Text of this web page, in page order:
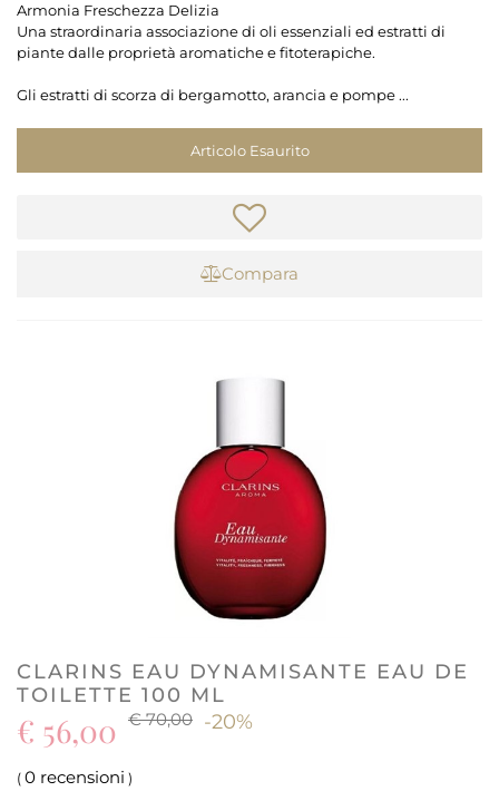
Armonia Freschezza Delizia
Una straordinaria associazione di oli essenziali ed estratti di
piante dalle proprietà aromatiche e fitoterapiche.
Gli estratti di scorza di bergamotto, arancia e pompe ...
Articolo Esaurito
Compara
CLARINS EAU DYNAMISANTE EAU DE
TOILETTE 100 ML
€ 70,00 -20%
€ 56,00
( 0 recensioni )